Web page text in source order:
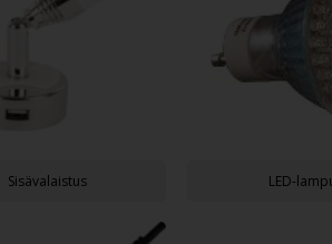
Sisävalaistus LED-